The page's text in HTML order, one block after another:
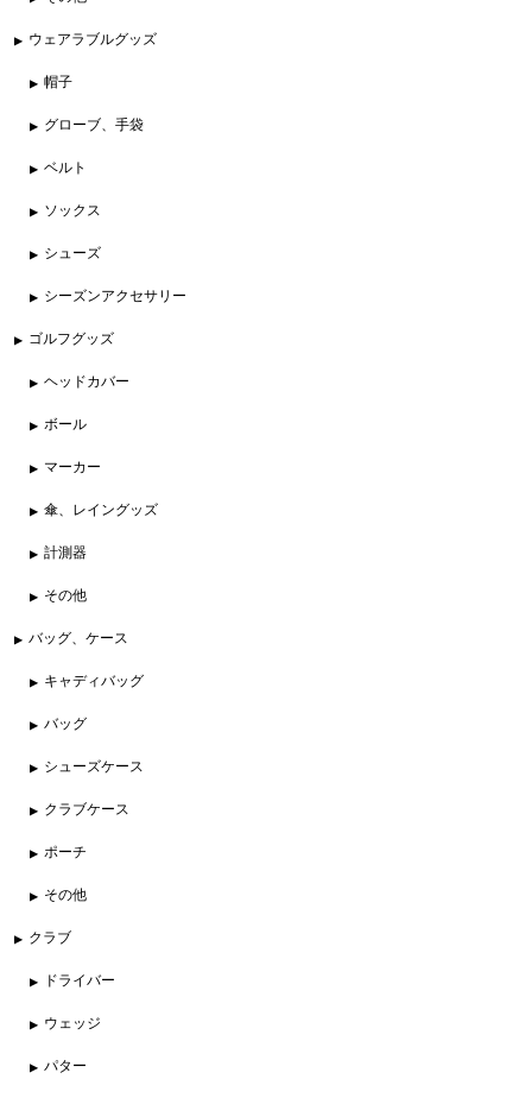
ウェアラブルグッズ
帽子
グローブ、手袋
ベルト
ソックス
シューズ
シーズンアクセサリー
ゴルフグッズ
ヘッドカバー
ボール
マーカー
傘、レイングッズ
計測器
その他
バッグ、ケース
キャディバッグ
バッグ
シューズケース
クラブケース
ポーチ
その他
クラブ
ドライバー
ウェッジ
パター